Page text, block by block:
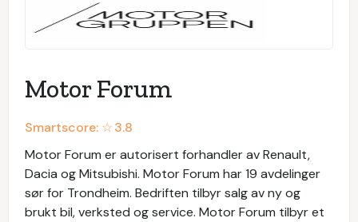
Motor Forum
Smartscore: ☆3.8
Motor Forum er autorisert forhandler av Renault,
Dacia og Mitsubishi. Motor Forum har 19 avdelinger
sør for Trondheim. Bedriften tilbyr salg av ny og
brukt bil, verksted og service. Motor Forum tilbyr et